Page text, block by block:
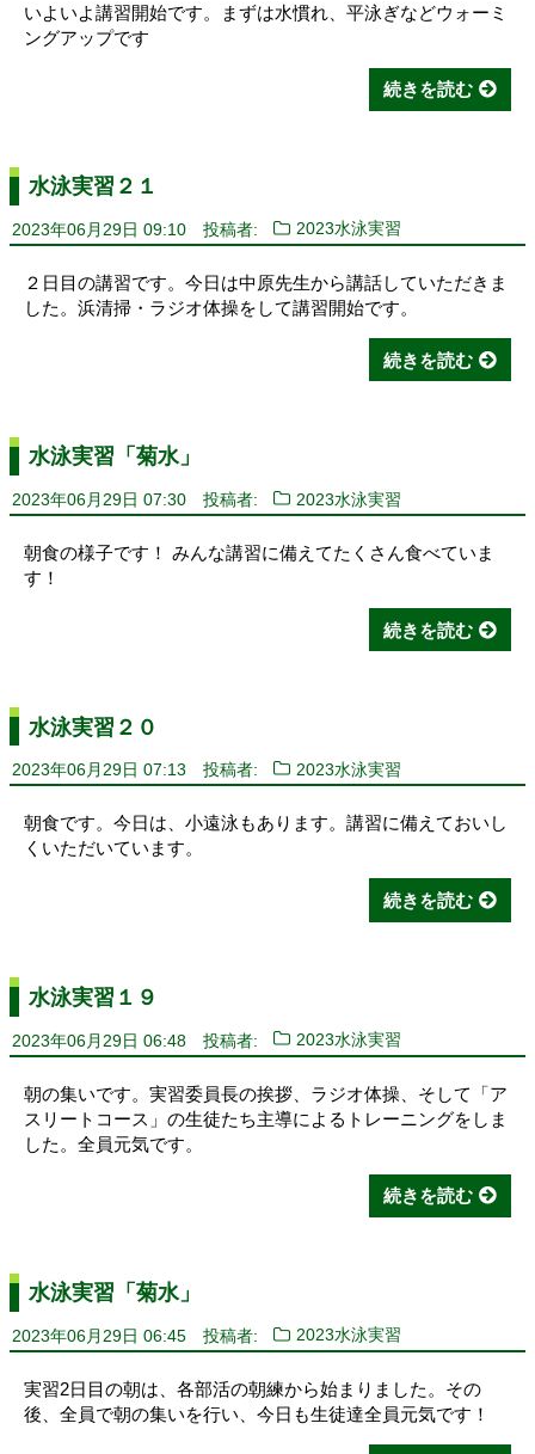
いよいよ講習開始です。まずは水慣れ、平泳ぎなどウォーミ
ングアップです
続きを読む
水泳実習２１
2023年06月29日 09:10 投稿者: 2023水泳実習
２日目の講習です。今日は中原先生から講話していただきま
した。浜清掃・ラジオ体操をして講習開始です。
続きを読む
水泳実習「菊水」
2023年06月29日 07:30 投稿者: 2023水泳実習
朝食の様子です！ みんな講習に備えてたくさん食べていま
す！
続きを読む
水泳実習２０
2023年06月29日 07:13 投稿者: 2023水泳実習
朝食です。今日は、小遠泳もあります。講習に備えておいし
くいただいています。
続きを読む
水泳実習１９
2023年06月29日 06:48 投稿者: 2023水泳実習
朝の集いです。実習委員長の挨拶、ラジオ体操、そして「ア
スリートコース」の生徒たち主導によるトレーニングをしま
した。全員元気です。
続きを読む
水泳実習「菊水」
2023年06月29日 06:45 投稿者: 2023水泳実習
実習2日目の朝は、各部活の朝練から始まりました。その
後、全員で朝の集いを行い、今日も生徒達全員元気です！